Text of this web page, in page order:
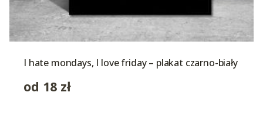
I hate mondays, I love friday – plakat czarno-biały
od 18 zł